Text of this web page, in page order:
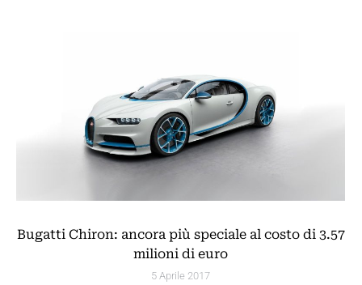
Bugatti Chiron: ancora più speciale al costo di 3.57
milioni di euro
5 Aprile 2017